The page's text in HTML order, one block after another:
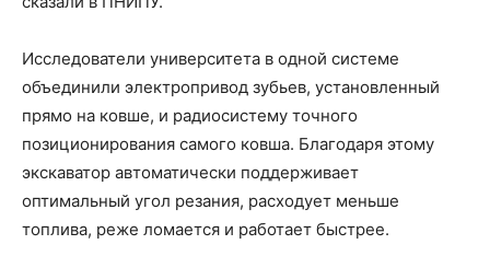
Исследователи университета в одной системе
объединили электропривод зубьев, установленный
прямо на ковше, и радиосистему точного
позиционирования самого ковша. Благодаря этому
экскаватор автоматически поддерживает
оптимальный угол резания, расходует меньше
топлива, реже ломается и работает быстрее.